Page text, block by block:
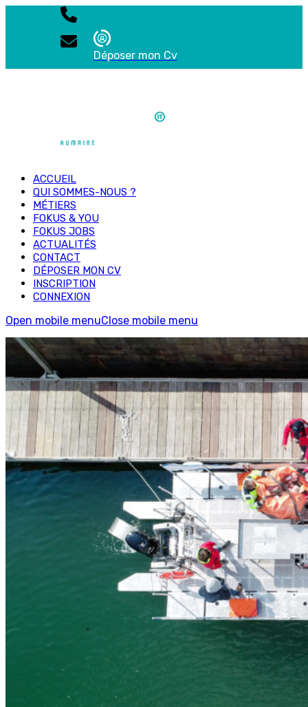
Déposer mon Cv
ACCUEIL
QUI SOMMES-NOUS ?
MÉTIERS
FOKUS & YOU
FOKUS JOBS
ACTUALITÉS
CONTACT
DÉPOSER MON CV
INSCRIPTION
CONNEXION
Open mobile menuClose mobile menu